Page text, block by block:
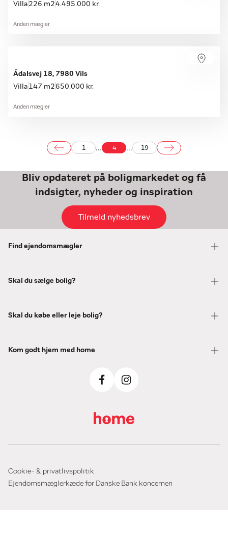
Villa 226 m24.495.000 kr.
Anden mægler
Ådalsvej 18, 7980 Vils
Villa 147 m2 650.000 kr.
Anden mægler
... 4 ... 19
Bliv opdateret på boligmarkedet og få
indsigter, nyheder og inspiration
Tilmeld nyhedsbrev
Find ejendomsmægler
Skal du sælge bolig?
Skal du købe eller leje bolig?
Kom godt hjem med home
Cookie- & privatlivspolitik
Ejendomsmæglerkæde for Danske Bank koncernen